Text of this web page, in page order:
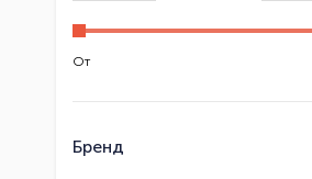
От
Бренд